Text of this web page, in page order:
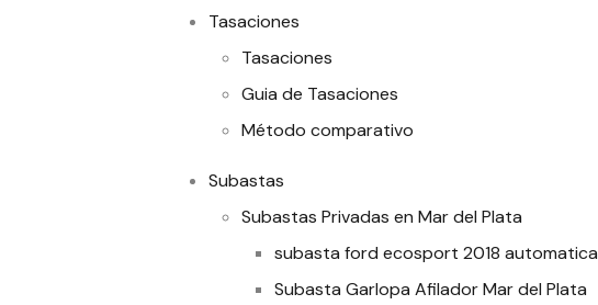
Tasaciones
Tasaciones
Guia de Tasaciones
Método comparativo
Subastas
Subastas Privadas en Mar del Plata
subasta ford ecosport 2018 automatica
Subasta Garlopa Afilador Mar del Plata